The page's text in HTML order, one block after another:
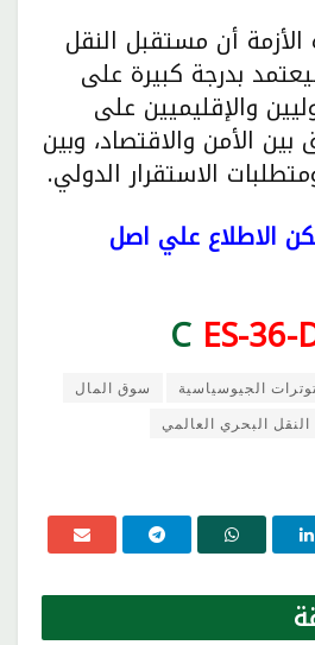
أن مستقبل النقل
بدرجة كبيرة على
والإقليميين على
الأمن والاقتصاد، وبين
الاستقرار الدولي.
الاطلاع علي اصل
C ES-
الجيوسياسية
سوق المال
البحري العالمي